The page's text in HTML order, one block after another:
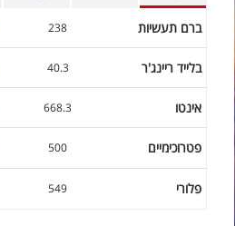
ברם תעשיות 238
בלייד ריינג'ר 40.3
אינטו 668.3
פטרוכימיים 500
פלורי 549